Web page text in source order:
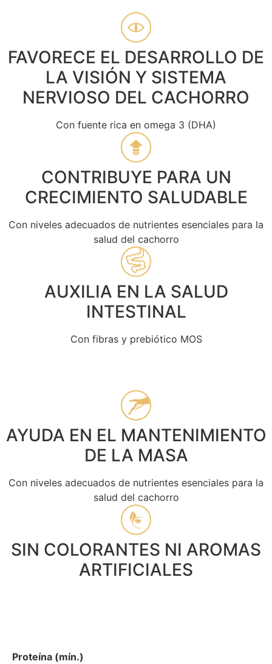
FAVORECE EL DESARROLLO DE
LA VISIÓN Y SISTEMA
NERVIOSO DEL CACHORRO
Con fuente rica en omega 3 (DHA)
CONTRIBUYE PARA UN
CRECIMIENTO SALUDABLE
Con niveles adecuados de nutrientes esenciales para la
salud del cachorro
AUXILIA EN LA SALUD
INTESTINAL
Con fibras y prebiótico MOS
AYUDA EN EL MANTENIMIENTO
DE LA MASA
Con niveles adecuados de nutrientes esenciales para la
salud del cachorro
SIN COLORANTES NI AROMAS
ARTIFICIALES
Proteína (mín.)